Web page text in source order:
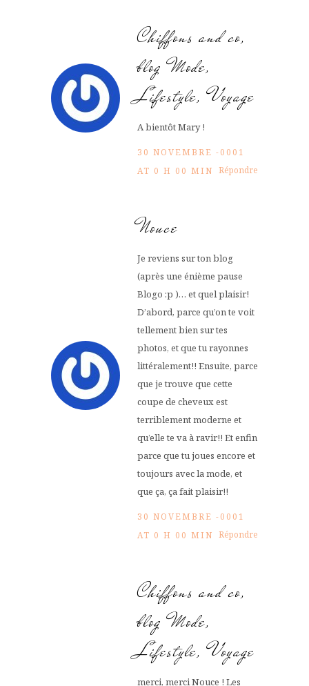
Chiffons and co,
blog Mode,
Lifestyle, Voyage
A bientôt Mary !
30 NOVEMBRE -0001
AT 0 H 00 MIN Répondre
Nouce
Je reviens sur ton blog
(après une énième pause
Blogo :p )… et quel plaisir!
D’abord, parce qu’on te voit
tellement bien sur tes
photos, et que tu rayonnes
littéralement!! Ensuite, parce
que je trouve que cette
coupe de cheveux est
terriblement moderne et
qu’elle te va à ravir!! Et enfin
parce que tu joues encore et
toujours avec la mode, et
que ça, ça fait plaisir!!
30 NOVEMBRE -0001
AT 0 H 00 MIN Répondre
Chiffons and co,
blog Mode,
Lifestyle, Voyage
merci, merci Nouce ! Les